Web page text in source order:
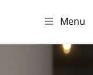
Menu